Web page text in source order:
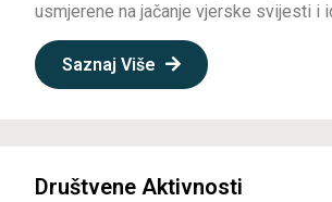
usmjerene na jačanje vjerske svijesti i
Saznaj Više
Društvene Aktivnosti